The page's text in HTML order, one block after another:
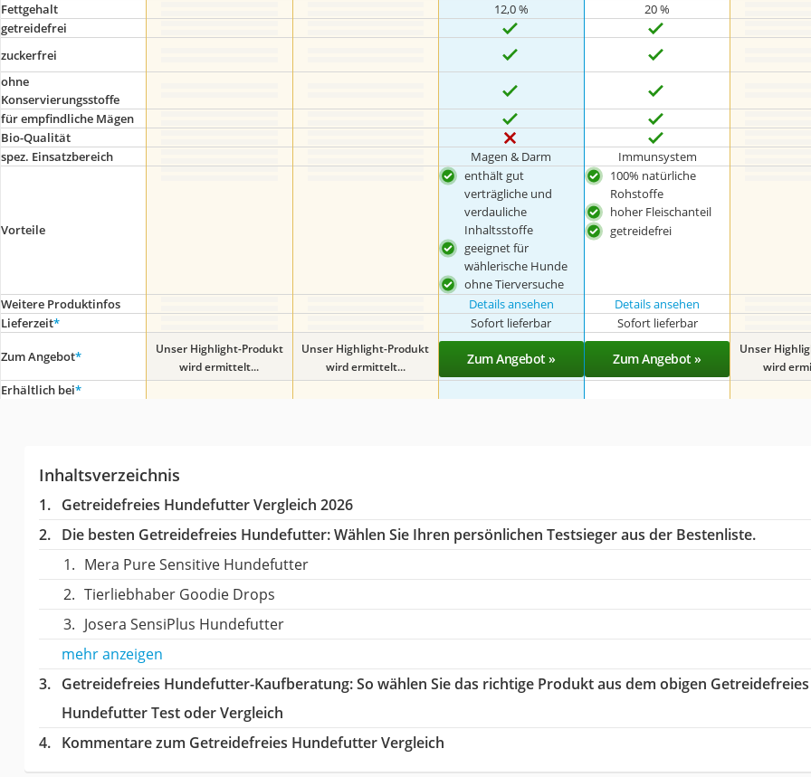
Fettgehalt
12,0 % 20 %
getreidefrei
zuckerfrei
ohne
Konservierungsstoffe
für empfindliche Mägen
Bio-Qualität
spez. Einsatzbereich
‎Magen & Darm Immunsystem
Vorteile
enthält gut
verträgliche und
verdauliche
Inhaltsstoffe
geeignet für
wählerische Hunde
ohne Tierversuche
100% natürliche
Rohstoffe
hoher Fleischanteil
getreidefrei
Weitere Produktinfos Details ansehen Details ansehen
Lieferzeit* Sofort lieferbar Sofort lieferbar
Zum Angebot*
Unser Highlight-Produkt
wird ermittelt...
Unser Highlight-Produkt
wird ermittelt...
Zum Angebot » Zum Angebot »
Unser
wird
Erhältlich bei*
Inhaltsverzeichnis
Getreidefreies Hundefutter Vergleich 2026
Die besten Getreidefreies Hundefutter:Wählen Sie Ihren persönlichen Testsieger aus der Bestenliste.
Mera Pure Sensitive Hundefutter
Tierliebhaber Goodie Drops
Josera SensiPlus Hundefutter
mehr anzeigen
Getreidefreies Hundefutter-Kaufberatung: So wählen Sie das richtige Produkt aus dem obigen Getreidefreies
Hundefutter Test oder Vergleich
Kommentare zum Getreidefreies Hundefutter Vergleich